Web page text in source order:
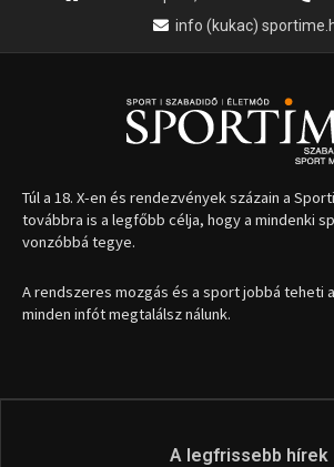
info (kukac)
Túl a 18. X-en és rendezvények százain a
továbbra is a legfőbb célja, hogy a mindenki
vonzóbbá tegye.
A rendszeres mozgás és a sport jobbá teheti
minden infót megtalálsz nálunk.
A legfrissebb hírek